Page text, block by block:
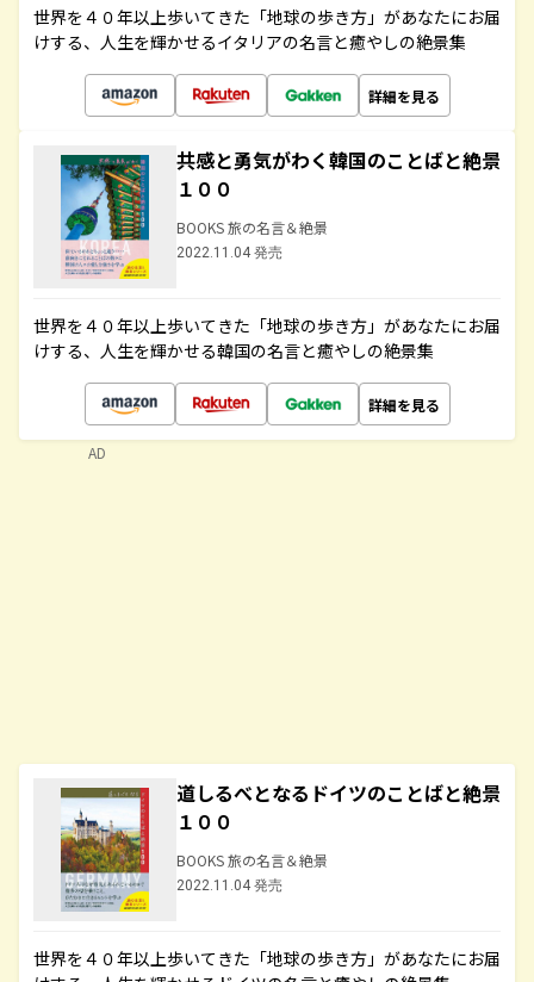
世界を４０年以上歩いてきた「地球の歩き方」があなたにお届
けする、人生を輝かせるイタリアの名言と癒やしの絶景集
詳細を見る
共感と勇気がわく韓国のことばと絶景
１００
BOOKS 旅の名言＆絶景
2022.11.04 発売
世界を４０年以上歩いてきた「地球の歩き方」があなたにお届
けする、人生を輝かせる韓国の名言と癒やしの絶景集
詳細を見る
道しるべとなるドイツのことばと絶景
１００
BOOKS 旅の名言＆絶景
2022.11.04 発売
世界を４０年以上歩いてきた「地球の歩き方」があなたにお届
AD